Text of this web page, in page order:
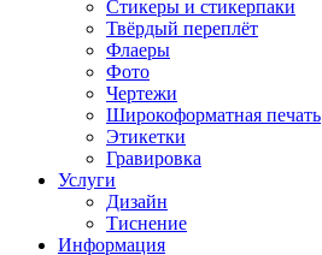
Стикеры и стикерпаки
Твёрдый переплёт
Флаеры
Фото
Чертежи
Широкоформатная печать
Этикетки
Гравировка
Услуги
Дизайн
Тиснение
Информация